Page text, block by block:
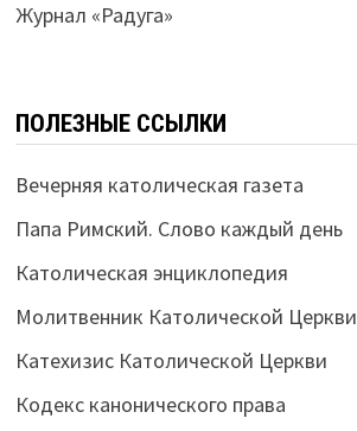
Журнал «Радуга»
ПОЛЕЗНЫЕ ССЫЛКИ
Вечерняя католическая газета
Папа Римский. Слово каждый день
Католическая энциклопедия
Молитвенник Католической Церкви
Катехизис Католической Церкви
Кодекс канонического права